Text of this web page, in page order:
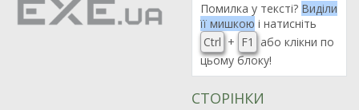
Помилка у тексті? Виділи
її мишкою і натисніть
Ctrl + F1
або клікни по
цьому блоку!
СТОРІНКИ